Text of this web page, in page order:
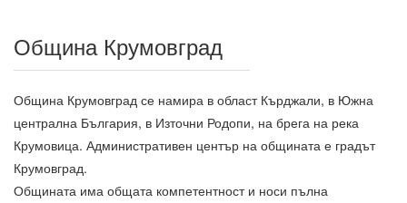
Община Крумовград
Община Крумовград се намира в област Кърджали, в Южна
централна България, в Източни Родопи, на брега на река
Крумовица. Административен център на общината е градът
Крумовград.
Общината има общата компетентност и носи пълна